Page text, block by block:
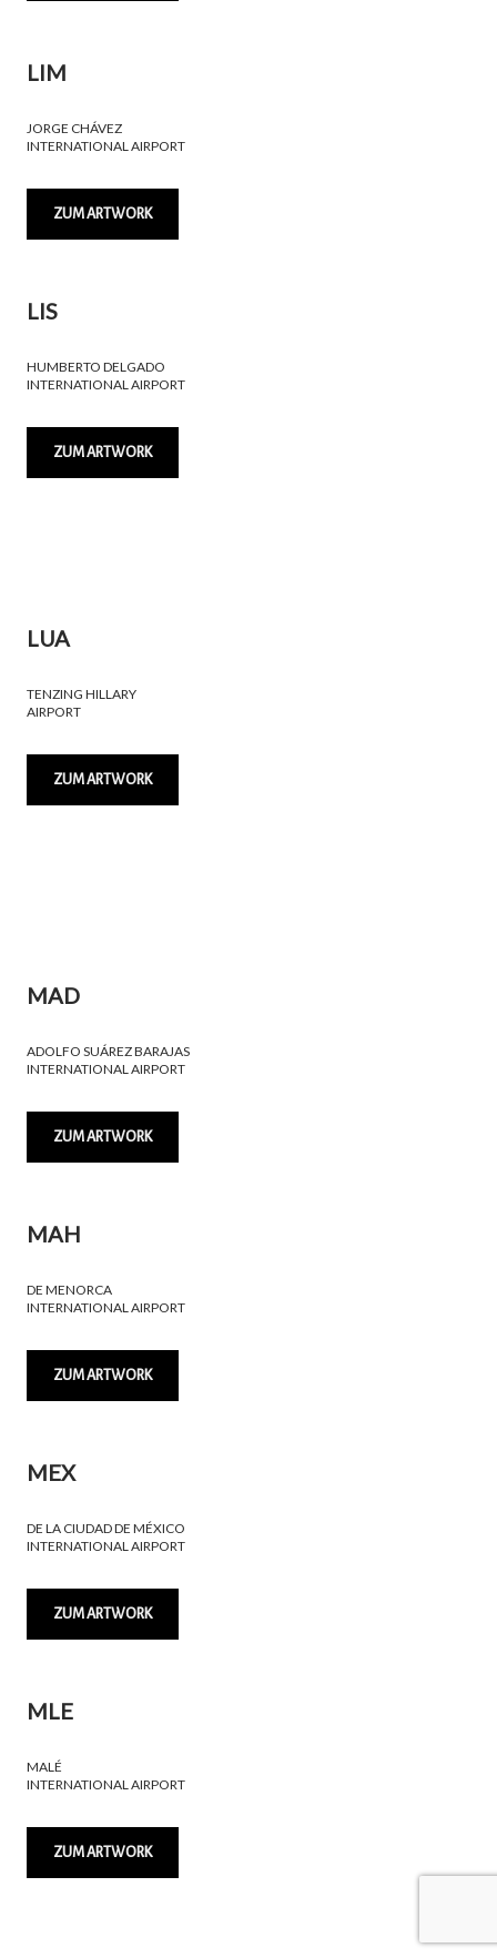
LIM
JORGE CHÁVEZ
INTERNATIONAL AIRPORT
ZUM ARTWORK
LIS
HUMBERTO DELGADO
INTERNATIONAL AIRPORT
ZUM ARTWORK
LUA
TENZING HILLARY
AIRPORT
ZUM ARTWORK
MAD
ADOLFO SUÁREZ BARAJAS
INTERNATIONAL AIRPORT
ZUM ARTWORK
MAH
DE MENORCA
INTERNATIONAL AIRPORT
ZUM ARTWORK
MEX
DE LA CIUDAD DE MÉXICO
INTERNATIONAL AIRPORT
ZUM ARTWORK
MLE
MALÉ
INTERNATIONAL AIRPORT
ZUM ARTWORK